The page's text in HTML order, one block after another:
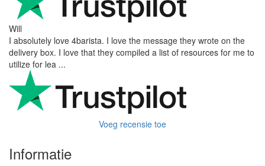
Will
I absolutely love 4barista. I love the message they wrote on the
delivery box. I love that they compiled a list of resources for me to
utilize for lea ...
Voeg recensie toe
Informatie